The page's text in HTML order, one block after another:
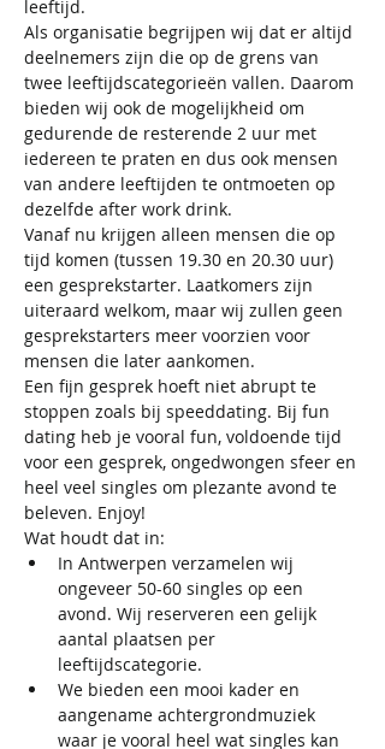
leeftijd.
Als organisatie begrijpen wij dat er altijd
deelnemers zijn die op de grens van
twee leeftijdscategorieën vallen. Daarom
bieden wij ook de mogelijkheid om
gedurende de resterende 2 uur met
iedereen te praten en dus ook mensen
van andere leeftijden te ontmoeten op
dezelfde after work drink.
Vanaf nu krijgen alleen mensen die op
tijd komen (tussen 19.30 en 20.30 uur)
een gesprekstarter. Laatkomers zijn
uiteraard welkom, maar wij zullen geen
gesprekstarters meer voorzien voor
mensen die later aankomen.
Een fijn gesprek hoeft niet abrupt te
stoppen zoals bij speeddating. Bij fun
dating heb je vooral fun, voldoende tijd
voor een gesprek, ongedwongen sfeer en
heel veel singles om plezante avond te
beleven. Enjoy!
Wat houdt dat in:
In Antwerpen verzamelen wij
ongeveer 50-60 singles op een
avond. Wij reserveren een gelijk
aantal plaatsen per
leeftijdscategorie.
We bieden een mooi kader en
aangename achtergrondmuziek
waar je vooral heel wat singles kan